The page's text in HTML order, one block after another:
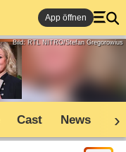
App öffnen
Bild: RTL NITRO/Stefan Gregorowius
Cast News